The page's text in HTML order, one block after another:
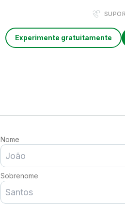
Experimente gratuitamente
Nome
Sobrenome